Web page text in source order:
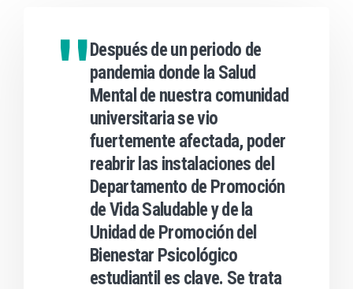
Después de un periodo de
pandemia donde la Salud
Mental de nuestra comunidad
universitaria se vio
fuertemente afectada, poder
reabrir las instalaciones del
Departamento de Promoción
de Vida Saludable y de la
Unidad de Promoción del
Bienestar Psicológico
estudiantil es clave. Se trata